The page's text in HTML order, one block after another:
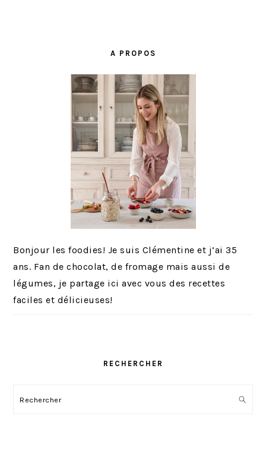
A PROPOS
Bonjour les foodies! Je suis Clémentine et j’ai 35
ans. Fan de chocolat, de fromage mais aussi de
légumes, je partage ici avec vous des recettes
faciles et délicieuses!
RECHERCHER
Rechercher